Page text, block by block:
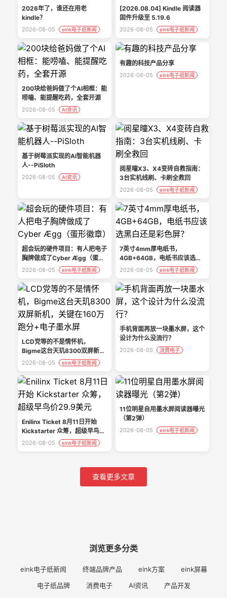
2026年了，谁还在用老
kindle？
2026-08-05 eink电子纸新闻
[2026.08.04] Kindle 阅读器
固件升级至 5.19.6
2026-08-05 eink电子纸新闻
200块给爸妈做了个AI相框：能
唠嗑、能提醒吃药，全套开源
2026-08-05 AI资讯
有趣的科技产品分享
2026-08-05 eink电子纸新闻
基于树莓派实现的AI智能机器
人--PiSloth
2026-08-05 AI资讯
阅星曈X3、X4变砖自救指南：
3台实机线刷、卡刷全救回
2026-08-05 eink电子纸新闻
超会玩的硬件项目：有人把电子
胸牌做成了Cyber Ægg（蛋形
徽章）
2026-08-05 eink电子纸新闻
7英寸4mm厚电纸书，
4GB+64GB，电纸书应该选黑
白还是彩色屏？
2026-08-05 eink电子纸新闻
LCD党等的不是情怀机，
Bigme这台天玑8300双屏新
机，关键在160万跑分+电子墨
2026-08-05 eink电子纸新闻
手机背面再放一块墨水屏，这个
设计为什么没流行？
2026-08-05 消费电子
Enilinx Ticket 8月11日开始
Kickstarter 众筹，超级早鸟价
29.9美元
2026-08-05 eink电子纸新闻
11位明星自用墨水屏阅读器曝光
（第2弹）
2026-08-05 eink电子纸新闻
查看更多文章
浏览更多分类
eink电子纸新闻 终端品牌产品 eink方案
eink屏幕
电子纸品牌
消费电子 AI资讯 产品开发